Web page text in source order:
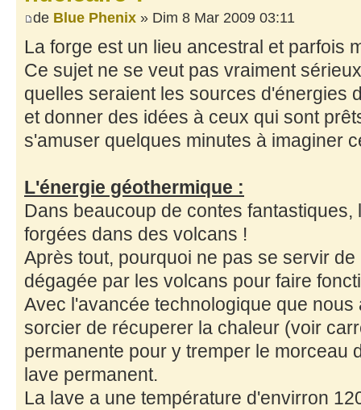
de Blue Phenix » Dim 8 Mar 2009 03:11
La forge est un lieu ancestral et parfois
Ce sujet ne se veut pas vraiment
quelles seraient les sources d'énergies
et donner des idées à ceux qui sont
s'amuser quelques minutes à imaginer
L'énergie géothermique :
Dans beaucoup de contes
forgées dans des volcans !
Après tout, pourquoi ne pas se servir
dégagée par les volcans pour faire
Avec l'avancée technologique que
sorcier de récuperer la chaleur (voir
permanente pour y tremper le morceau
lave permanent.
La lave a une température d'envirron